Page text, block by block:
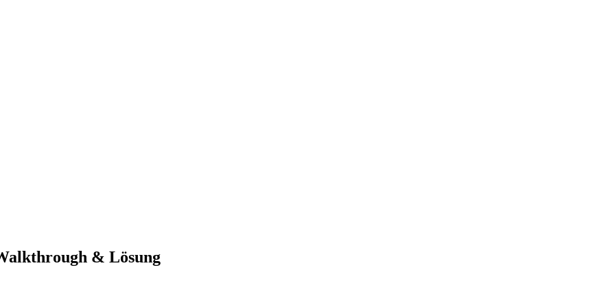
& Lösung